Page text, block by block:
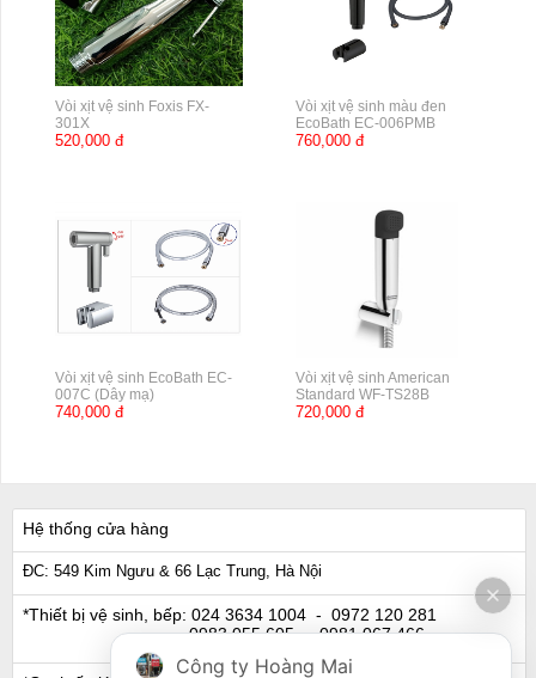
Vòi xịt vệ sinh Foxis FX-
301X
520,000 đ
Vòi xịt vệ sinh màu đen
EcoBath EC-006PMB
760,000 đ
Vòi xịt vệ sinh EcoBath EC-
007C (Dây mạ)
740,000 đ
Vòi xịt vệ sinh American
Standard WF-TS28B
720,000 đ
Hệ thống cửa hàng
ĐC: 549 Kim Ngưu & 66 Lạc Trung, Hà Nội
*Thiết bị vệ sinh, bếp: 024 3634 1004 - 0972 120 281
0983 055 605- 0981 067 466
Công ty Hoàng Mai